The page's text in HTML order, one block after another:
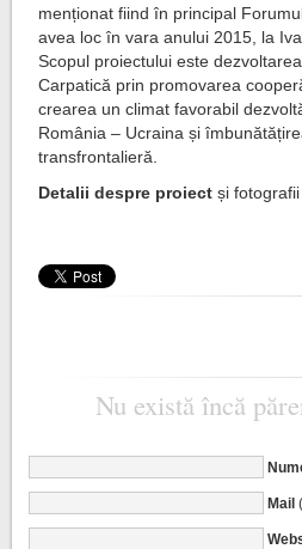
menționat fiind în principal
avea loc în vara anului 2015, la
Scopul proiectului este
Carpatică prin promovarea
crearea un climat favorabil
România – Ucraina și
transfrontalieră.
Detalii despre proiect și
Nu există încă
Mail